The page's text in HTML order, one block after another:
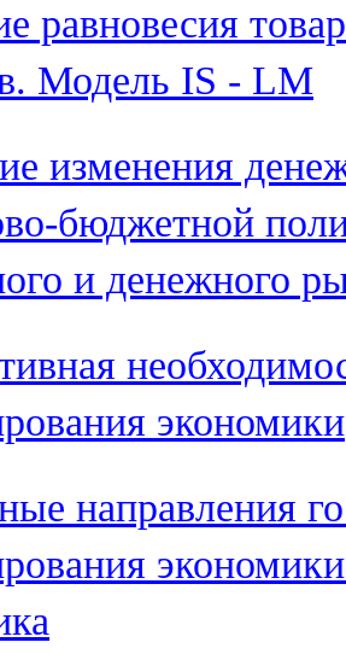
равновесия
Модель IS - LM
изменения
бюджетной
и денежного
экономики
направления